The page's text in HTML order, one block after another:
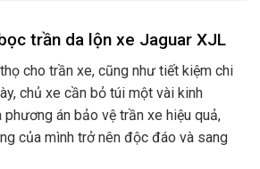
trần da lộn xe Jaguar XJL
cho trần xe, cũng như tiết kiệm chi
chủ xe cần bỏ túi một vài kinh
án bảo vệ trần xe hiệu quả,
của mình trở nên độc đáo và sang